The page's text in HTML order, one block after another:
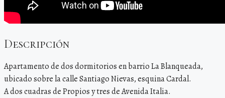
Descripción
Apartamento de dos dormitorios en barrio La Blanqueada,
ubicado sobre la calle Santiago Nievas, esquina Cardal.
A dos cuadras de Propios y tres de Avenida Italia.